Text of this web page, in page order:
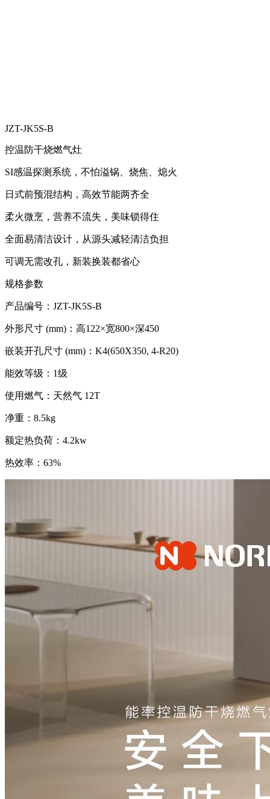
JZT-JK5S-B
控温防干烧燃气灶
SI感温探测系统，不怕溢锅、烧焦、熄火
日式前预混结构，高效节能两齐全
柔火微烹，营养不流失，美味锁得住
全面易清洁设计，从源头减轻清洁负担
可调无需改孔，新装换装都省心
规格参数
产品编号：JZT-JK5S-B
外形尺寸 (mm)：高122×宽800×深450
嵌装开孔尺寸 (mm)：K4(650X350, 4-R20)
能效等级：1级
使用燃气：天然气 12T
净重：8.5kg
额定热负荷：4.2kw
热效率：63%